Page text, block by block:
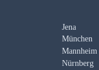
Jena
München
Mannheim
Nürnberg